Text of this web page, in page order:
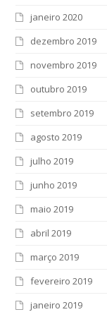
janeiro 2020
dezembro 2019
novembro 2019
outubro 2019
setembro 2019
agosto 2019
julho 2019
junho 2019
maio 2019
abril 2019
março 2019
fevereiro 2019
janeiro 2019